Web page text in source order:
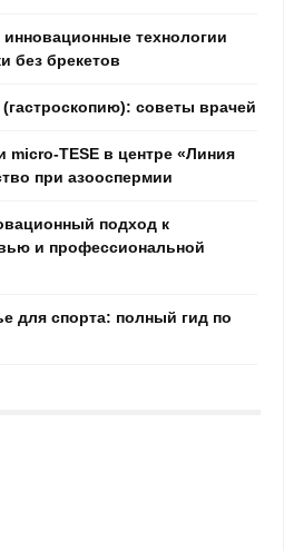
технологии
без брекетов
советы врачей
TESE в центре «Линия
при азооспермии
подход к
и профессиональной
для спорта: полный гид по